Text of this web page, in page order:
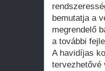
bemutatja a
megrendelő
a további
A havidíjas
tervezhetővé